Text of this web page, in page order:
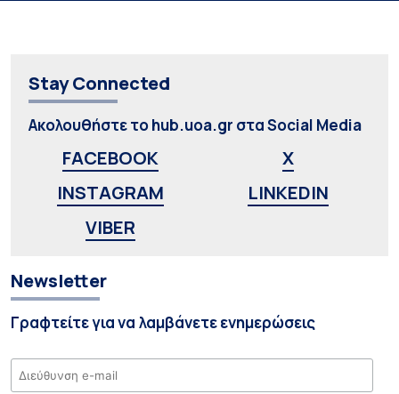
Stay Connected
Ακολουθήστε το hub.uoa.gr στα Social Media
FACEBOOK
X
INSTAGRAM
LINKEDIN
VIBER
Newsletter
Γραφτείτε για να λαμβάνετε ενημερώσεις